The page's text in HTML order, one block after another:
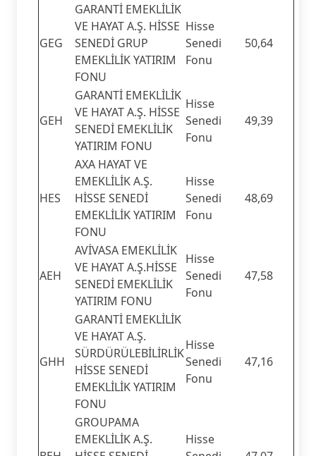
GEG
GARANTİ EMEKLİLİK
VE HAYAT A.Ş. HİSSE
SENEDİ GRUP
EMEKLİLİK YATIRIM
FONU
Hisse
Senedi
Fonu
50,64
GEH
GARANTİ EMEKLİLİK
VE HAYAT A.Ş. HİSSE
SENEDİ EMEKLİLİK
YATIRIM FONU
Hisse
Senedi
Fonu
49,39
HES
AXA HAYAT VE
EMEKLİLİK A.Ş.
HİSSE SENEDİ
EMEKLİLİK YATIRIM
FONU
Hisse
Senedi
Fonu
48,69
AEH
AVİVASA EMEKLİLİK
VE HAYAT A.Ş.HİSSE
SENEDİ EMEKLİLİK
YATIRIM FONU
Hisse
Senedi
Fonu
47,58
GHH
GARANTİ EMEKLİLİK
VE HAYAT A.Ş.
SÜRDÜRÜLEBİLİRLİK
HİSSE SENEDİ
EMEKLİLİK YATIRIM
FONU
Hisse
Senedi
Fonu
47,16
GROUPAMA
EMEKLİLİK A.Ş.
Hisse